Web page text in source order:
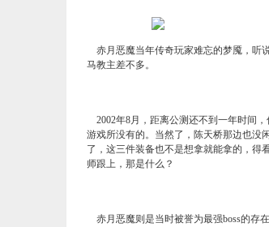
赤月恶魔当年传奇玩家难忘的梦魇，听
马教主差不多。
2002年8月，距离公测还不到一年时间
游戏所没有的。当然了，陈天桥那边也没
了，这三件装备也不是想拿就能拿的，得
师跟上，那是什么？
赤月恶魔则是当时被誉为最强boss的存